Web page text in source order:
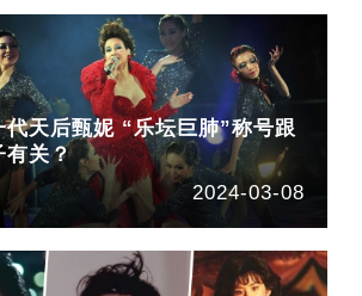
代天后甄妮 “乐坛巨肺”称号跟
有关？
2024-03-08